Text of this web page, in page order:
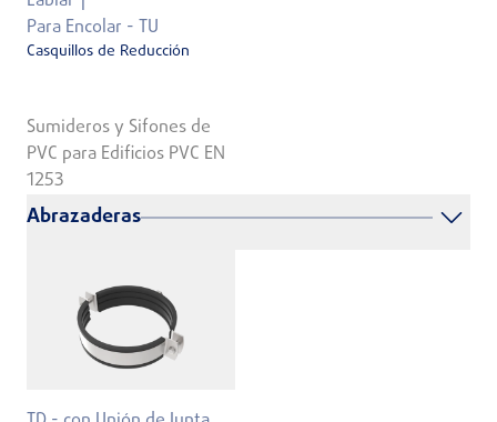
Para Encolar - TU
Casquillos de Reducción
Sumideros y Sifones de
PVC para Edificios PVC EN
1253
Abrazaderas